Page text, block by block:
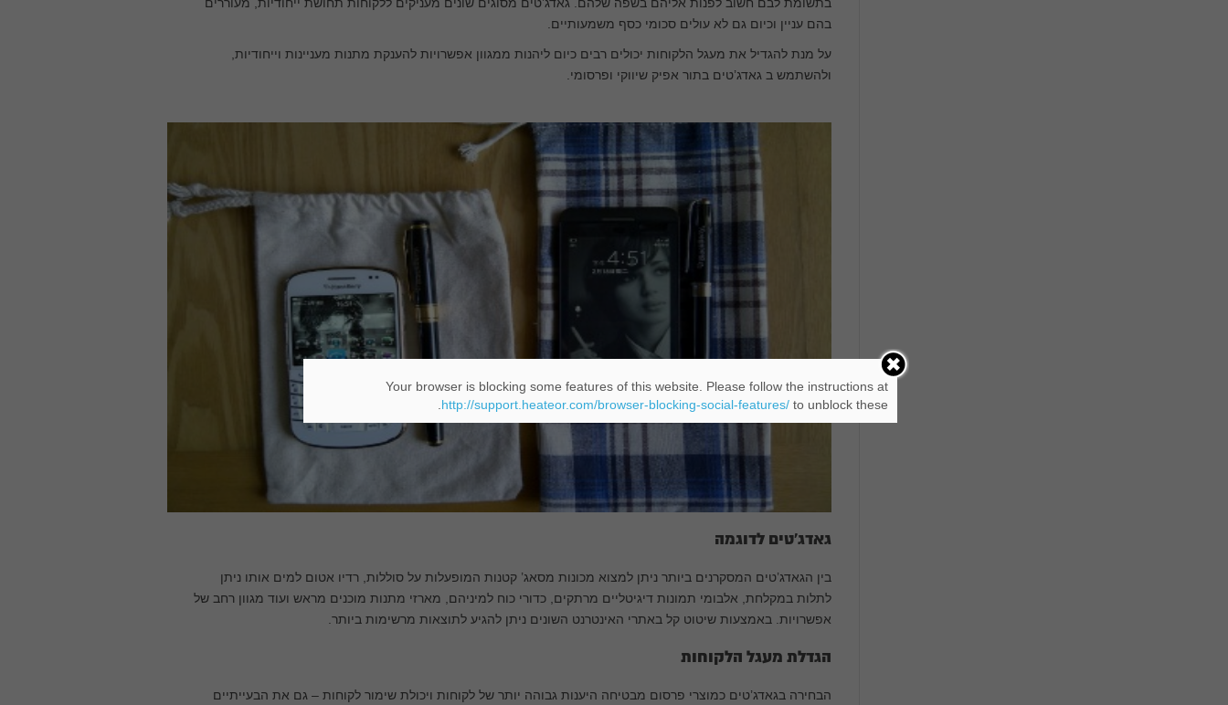
בהם עניין וכיום גם לא עולים סכומי כסף משמעותיים.
על מנת להגדיל את מעגל הלקוחות יכולים רבים כיום ליהנות ממגוון אפשרויות להענקת מתנות מעניינות וייחודיות,
ולהשתמש ב גאדג’טים בתור אפיק שיווקי ופרסומי.
גאדג’טים לדוגמה
בין הגאדג’טים המסקרנים ביותר ניתן למצוא מכונות מסאג’ קטנות המופעלות על סוללות, רדיו אטום למים אותו ניתן
לתלות במקלחת, אלבומי תמונות דיגיטליים מרתקים, כדורי כוח למיניהם, מארזי מתנות מוכנים מראש ועוד מגוון רחב של
אפשרויות. באמצעות שיטוט קל באתרי האינטרנט השונים ניתן להגיע לתוצאות מרשימות ביותר.
הגדלת מעגל הלקוחות
הבחירה בגאדג’טים כמוצרי פרסום מבטיחה היענות גבוהה יותר של לקוחות ויכולת שימור לקוחות – גם את הבעייתיים
Your browser is blocking some features of this website. Please follow the instructions at
http://support.heateor.com/browser-blocking-social-features/to unblock these.